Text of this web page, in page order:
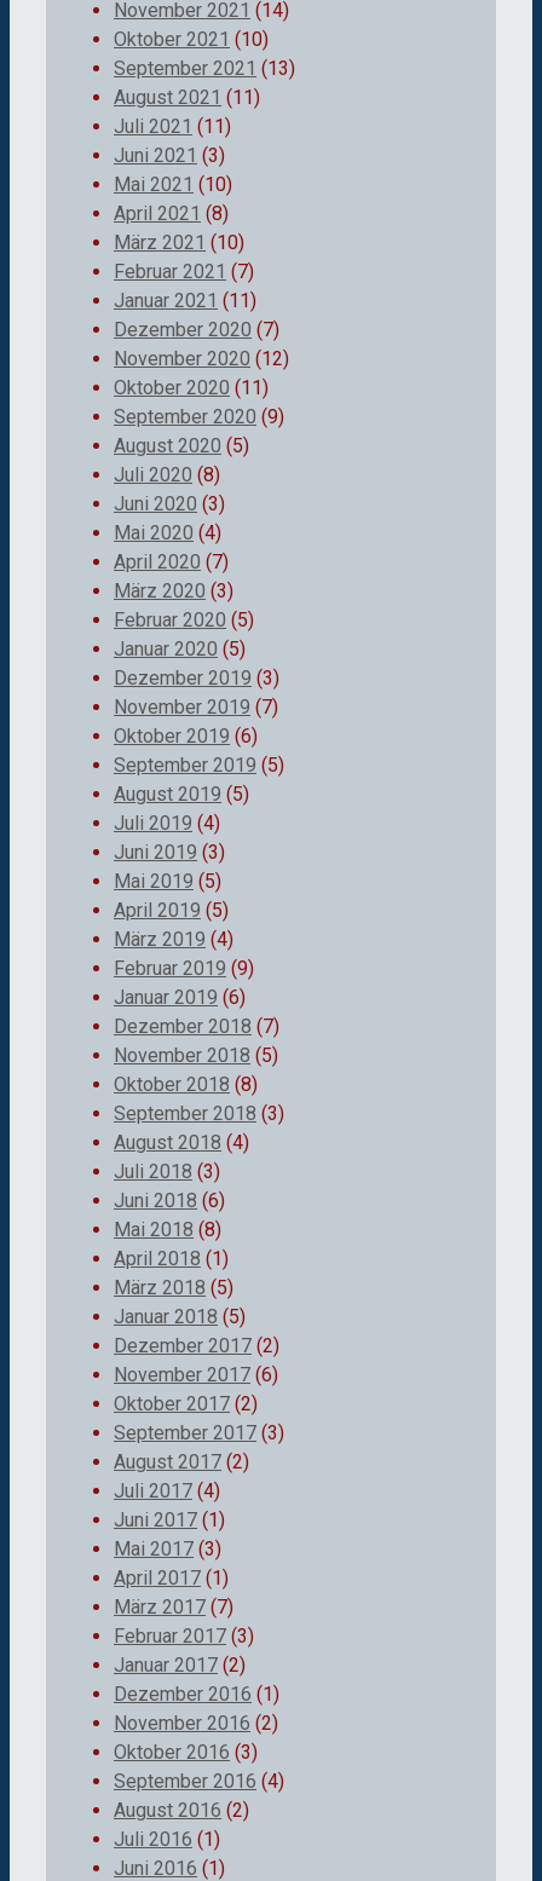
November 2021 (14)
Oktober 2021 (10)
September 2021 (13)
August 2021 (11)
Juli 2021 (11)
Juni 2021 (3)
Mai 2021 (10)
April 2021 (8)
März 2021 (10)
Februar 2021 (7)
Januar 2021 (11)
Dezember 2020 (7)
November 2020 (12)
Oktober 2020 (11)
September 2020 (9)
August 2020 (5)
Juli 2020 (8)
Juni 2020 (3)
Mai 2020 (4)
April 2020 (7)
März 2020 (3)
Februar 2020 (5)
Januar 2020 (5)
Dezember 2019 (3)
November 2019 (7)
Oktober 2019 (6)
September 2019 (5)
August 2019 (5)
Juli 2019 (4)
Juni 2019 (3)
Mai 2019 (5)
April 2019 (5)
März 2019 (4)
Februar 2019 (9)
Januar 2019 (6)
Dezember 2018 (7)
November 2018 (5)
Oktober 2018 (8)
September 2018 (3)
August 2018 (4)
Juli 2018 (3)
Juni 2018 (6)
Mai 2018 (8)
April 2018 (1)
März 2018 (5)
Januar 2018 (5)
Dezember 2017 (2)
November 2017 (6)
Oktober 2017 (2)
September 2017 (3)
August 2017 (2)
Juli 2017 (4)
Juni 2017 (1)
Mai 2017 (3)
April 2017 (1)
März 2017 (7)
Februar 2017 (3)
Januar 2017 (2)
Dezember 2016 (1)
November 2016 (2)
Oktober 2016 (3)
September 2016 (4)
August 2016 (2)
Juli 2016 (1)
Juni 2016 (1)